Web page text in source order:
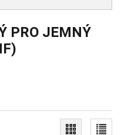
PRO JEMNÝ